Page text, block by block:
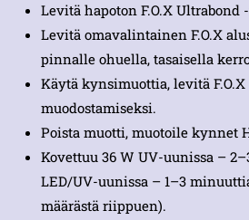
Levitä hapoton F.O.X Ultrabond
Levitä omavalintainen F.O.X
pinnalle ohuella, tasaisella
Käytä kynsimuottia, levitä
muodostamiseksi.
Poista muotti, muotoile kynnet
Kovettuu 36 W UV-uunissa –
LED/UV-uunissa – 1–3
määrästä riippuen).